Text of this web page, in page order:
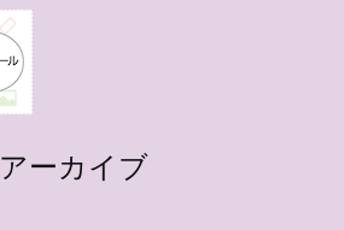
アーカイブ